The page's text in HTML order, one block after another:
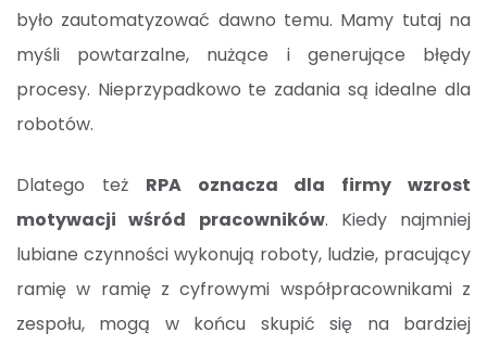
było zautomatyzować dawno temu. Mamy tutaj na
myśli powtarzalne, nużące i generujące błędy
procesy. Nieprzypadkowo te zadania są idealne dla
robotów.
Dlatego też RPA oznacza dla firmy wzrost
motywacji wśród pracowników. Kiedy najmniej
lubiane czynności wykonują roboty, ludzie, pracujący
ramię w ramię z cyfrowymi współpracownikami z
zespołu, mogą w końcu skupić się na bardziej